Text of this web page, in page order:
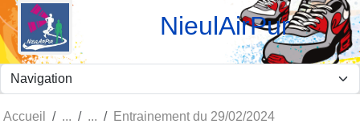
NieulAirPur
Accueil Entrainement du 29/02/2024
Panneau de gestion des cookies